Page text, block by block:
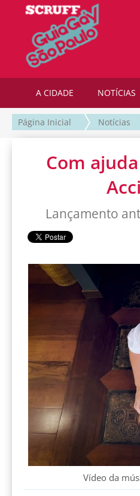
A CIDADE NOTÍCIAS
Página Inicial Notícias
Com
Lançamento
Vídeo da